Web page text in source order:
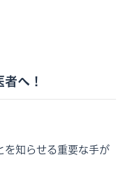
へ！
を知らせる重要な手が